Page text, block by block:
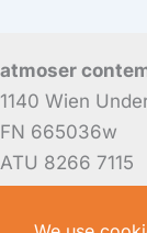
atmoser
1140 Wien
FN 665036w
ATU 8266 7115
und